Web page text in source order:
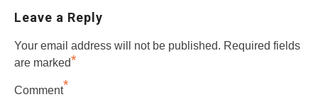
Leave a Reply
Your email address will not be published. Required fields
are marked*
Comment*